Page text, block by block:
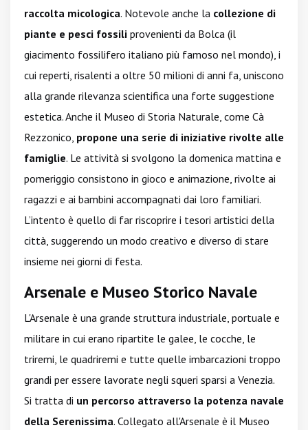
raccolta micologica. Notevole anche la collezione di
piante e pesci fossili provenienti da Bolca (il
giacimento fossilifero italiano più famoso nel mondo), i
cui reperti, risalenti a oltre 50 milioni di anni fa, uniscono
alla grande rilevanza scientifica una forte suggestione
estetica. Anche il Museo di Storia Naturale, come Cà
Rezzonico, propone una serie di iniziative rivolte alle
famiglie. Le attività si svolgono la domenica mattina e
pomeriggio consistono in gioco e animazione, rivolte ai
ragazzi e ai bambini accompagnati dai loro familiari.
L’intento è quello di far riscoprire i tesori artistici della
città, suggerendo un modo creativo e diverso di stare
insieme nei giorni di festa.
Arsenale e Museo Storico Navale
L'Arsenale è una grande struttura industriale, portuale e
militare in cui erano ripartite le galee, le cocche, le
triremi, le quadriremi e tutte quelle imbarcazioni troppo
grandi per essere lavorate negli squeri sparsi a Venezia.
Si tratta di un percorso attraverso la potenza navale
della Serenissima. Collegato all'Arsenale è il Museo